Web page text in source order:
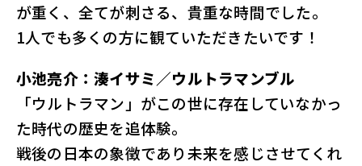
が重く、全てが刺さる、貴重な時間でした。
1人でも多くの方に観ていただきたいです！
小池亮介：湊イサミ／ウルトラマンブル
「ウルトラマン」がこの世に存在していなかっ
た時代の歴史を追体験。
戦後の日本の象徴であり未来を感じさせてくれ